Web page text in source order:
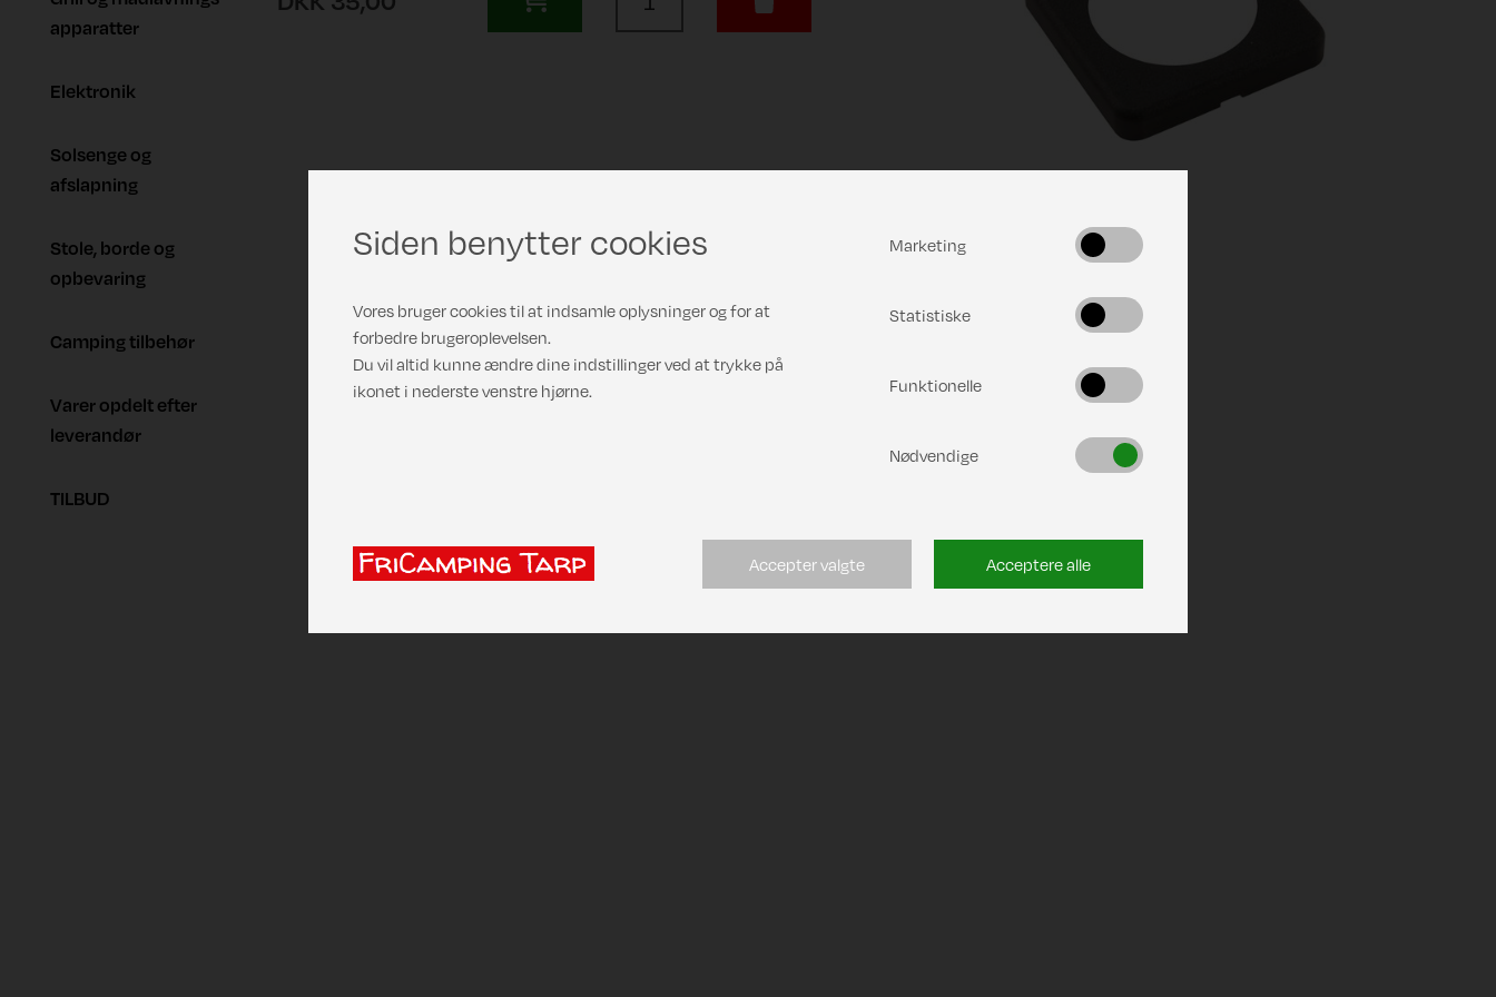
apparatter
Elektronik
Solsenge og
afslapning
Stole, borde og
opbevaring
Camping tilbehør
Varer opdelt efter
leverandør
TILBUD
Siden benytter cookies
Vores bruger cookies til at indsamle oplysninger og for at
forbedre brugeroplevelsen.
Du vil altid kunne ændre dine indstillinger ved at trykke på
ikonet i nederste venstre hjørne.
Marketing
Statistiske
Funktionelle
Nødvendige
Accepter valgte Acceptere alle